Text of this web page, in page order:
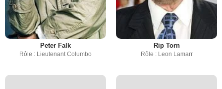
Peter Falk
Rôle : Lieutenant Columbo
Rip Torn
Rôle : Leon Lamarr